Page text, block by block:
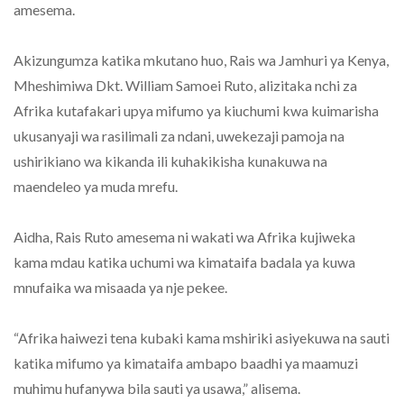
amesema.
Akizungumza katika mkutano huo, Rais wa Jamhuri ya Kenya,
Mheshimiwa Dkt. William Samoei Ruto, alizitaka nchi za
Afrika kutafakari upya mifumo ya kiuchumi kwa kuimarisha
ukusanyaji wa rasilimali za ndani, uwekezaji pamoja na
ushirikiano wa kikanda ili kuhakikisha kunakuwa na
maendeleo ya muda mrefu.
Aidha, Rais Ruto amesema ni wakati wa Afrika kujiweka
kama mdau katika uchumi wa kimataifa badala ya kuwa
mnufaika wa misaada ya nje pekee.
“Afrika haiwezi tena kubaki kama mshiriki asiyekuwa na sauti
katika mifumo ya kimataifa ambapo baadhi ya maamuzi
muhimu hufanywa bila sauti ya usawa,” alisema.